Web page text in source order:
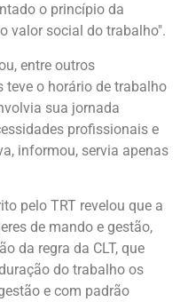
o princípio da
valor social do trabalho".
entre outros
teve o horário de trabalho
sua jornada
profissionais e
informou, servia apenas
pelo TRT revelou que a
de mando e gestão,
da regra da CLT, que
do trabalho os
e com padrão